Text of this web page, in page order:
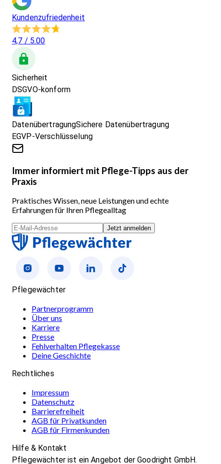
Kundenzufriedenheit
4,7 / 5.00
Sicherheit
DSGVO-konform
DatenübertragungSichere Datenübertragung
EGVP-Verschlüsselung
Immer informiert mit Pflege-Tipps aus der
Praxis
Praktisches Wissen, neue Leistungen und echte
Erfahrungen für Ihren Pflegealltag
Jetzt anmelden
Pflegewächter
Partnerprogramm
Über uns
Karriere
Presse
Fehlverhalten Pflegekasse
Deine Geschichte
Rechtliches
Impressum
Datenschutz
Barrierefreiheit
AGB für Privatkunden
AGB für Firmenkunden
Hilfe & Kontakt
Pflegewächter ist ein Angebot der Goodright GmbH.